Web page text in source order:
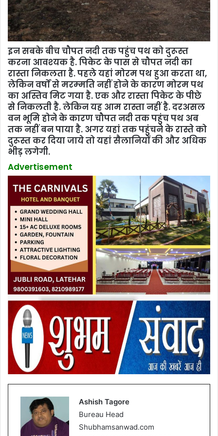
इन सबके बीच चौपत नदी तक पहुंच पथ को दुरूस्‍त
करना आवश्‍यक है. पिकेट के पास से चौपत नदी का
रास्‍ता निकलता है. पहले यहां मोरम पथ हुआ करता था,
लेकिन वर्षों से मरम्‍मति नहीं होने के कारण मोरम पथ
का अस्तिव मिट गया है. एक और रास्‍ता पिकेट के पीछे
से निकलती है. लेकिन यह आम रास्‍ता नहीं है. दरअसल
वन भूमि होने के कारण चौपत नदी तक पहुंच पथ अब
तक नहीं बन पाया है. अगर यहां तक पहुंचने के रास्‍ते को
दुरूस्‍त कर दिया जाये तो यहां सैलानियों की और अधिक
भीड़ लगेगी.
Advertisement
Ashish Tagore
Bureau Head
Shubhamsanwad.com